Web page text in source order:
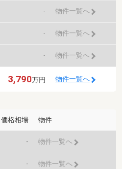
- 物件一覧へ
- 物件一覧へ
- 物件一覧へ
3,790万円 物件一覧へ
価格相場 物件
- 物件一覧へ
- 物件一覧へ